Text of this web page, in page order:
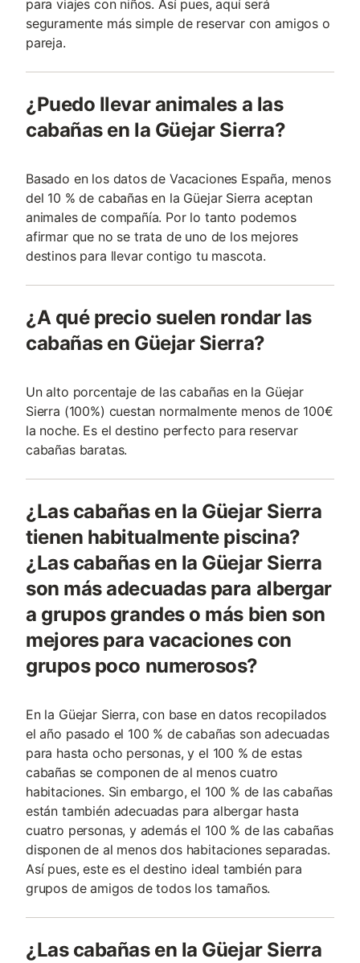
para viajes con niños. Así pues, aquí será
seguramente más simple de reservar con amigos o
pareja.
¿Puedo llevar animales a las
cabañas en la Güejar Sierra?
Basado en los datos de Vacaciones España, menos
del 10 % de cabañas en la Güejar Sierra aceptan
animales de compañía. Por lo tanto podemos
afirmar que no se trata de uno de los mejores
destinos para llevar contigo tu mascota.
¿A qué precio suelen rondar las
cabañas en Güejar Sierra?
Un alto porcentaje de las cabañas en la Güejar
Sierra (100%) cuestan normalmente menos de 100€
la noche. Es el destino perfecto para reservar
cabañas baratas.
¿Las cabañas en la Güejar Sierra
tienen habitualmente piscina?
¿Las cabañas en la Güejar Sierra
son más adecuadas para albergar
a grupos grandes o más bien son
mejores para vacaciones con
grupos poco numerosos?
En la Güejar Sierra, con base en datos recopilados
el año pasado el 100 % de cabañas son adecuadas
para hasta ocho personas, y el 100 % de estas
cabañas se componen de al menos cuatro
habitaciones. Sin embargo, el 100 % de las cabañas
están también adecuadas para albergar hasta
cuatro personas, y además el 100 % de las cabañas
disponen de al menos dos habitaciones separadas.
Así pues, este es el destino ideal también para
grupos de amigos de todos los tamaños.
¿Las cabañas en la Güejar Sierra